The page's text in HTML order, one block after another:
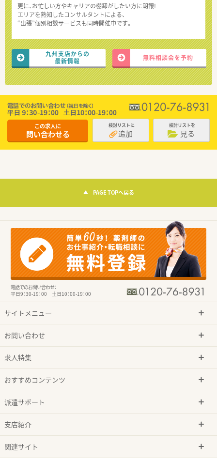
更に、お忙しい方やキャリアの棚卸がしたい方に朗報!
エリアを熟知したコンサルタントによる、
“出張”個別相談サービスも同時開催中です。
九州支店からの
最新情報
無料相談会を予約
この求人に
問い合わせる
検討リストに
追加
検討リストを
見る
PAGE TOPへ戻る
電話でのお問い合わせ：
平日9：30-19：00 土日10：00-19：00
サイトメニュー
お問い合わせ
求人特集
おすすめコンテンツ
派遣サポート
支店紹介
関連サイト